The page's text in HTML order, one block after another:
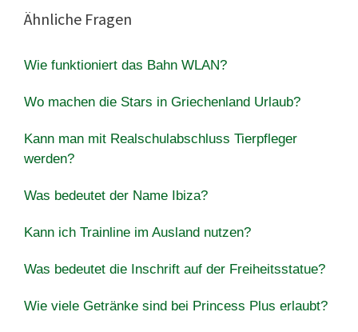
Ähnliche Fragen
Wie funktioniert das Bahn WLAN?
Wo machen die Stars in Griechenland Urlaub?
Kann man mit Realschulabschluss Tierpfleger
werden?
Was bedeutet der Name Ibiza?
Kann ich Trainline im Ausland nutzen?
Was bedeutet die Inschrift auf der Freiheitsstatue?
Wie viele Getränke sind bei Princess Plus erlaubt?